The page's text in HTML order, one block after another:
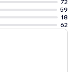
72
59
18
62